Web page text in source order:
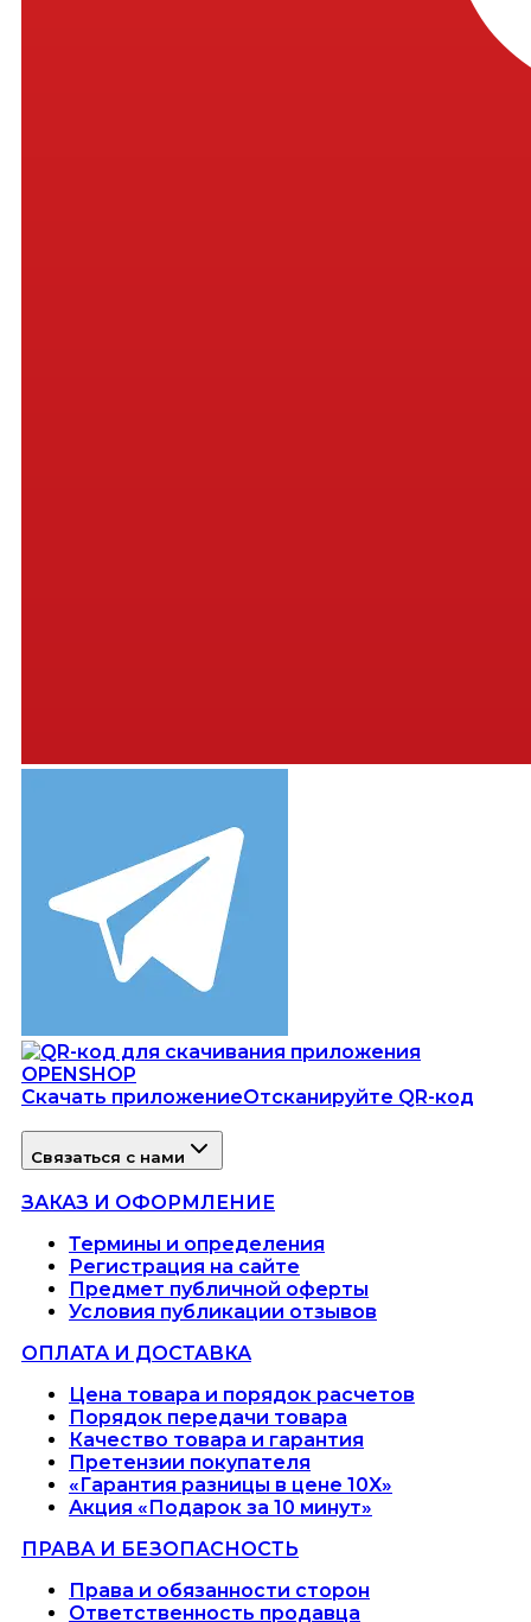
Скачать приложениеОтсканируйте QR-код
Связаться с нами
ЗАКАЗ И ОФОРМЛЕНИЕ
Термины и определения
Регистрация на сайте
Предмет публичной оферты
Условия публикации отзывов
ОПЛАТА И ДОСТАВКА
Цена товара и порядок расчетов
Порядок передачи товара
Качество товара и гарантия
Претензии покупателя
«Гарантия разницы в цене 10X»
Акция «Подарок за 10 минут»
ПРАВА И БЕЗОПАСНОСТЬ
Права и обязанности сторон
Ответственность продавца